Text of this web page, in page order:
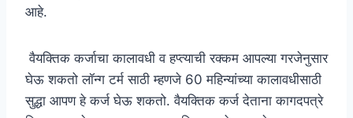
आहे.
वैयक्तिक कर्जाचा कालावधी व हप्त्याची रक्कम आपल्या गरजेनुसार
घेऊ शकतो लॉन्ग टर्म साठी म्हणजे 60 महिन्यांच्या कालावधीसाठी
सुद्धा आपण हे कर्ज घेऊ शकतो. वैयक्तिक कर्ज देताना कागदपत्रे